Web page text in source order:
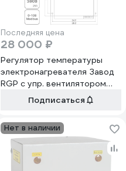
Последняя цена
28 000 ₽
Регулятор температуры
электронагревателя Завод
RGP с упр. вентилятором
(380В, 40А, 2.5, ModBus)
МРТ380-40-В1
Подписаться
Нет в наличии